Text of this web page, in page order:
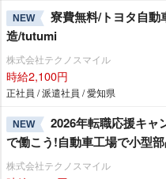
NEW
寮費無料/トヨタ自動
造/tutumi
株式会社テクノスマイル
時給2,100円
正社員 / 派遣社員 / 愛知県
NEW
2026年転職応援キャ
で働こう!自動車工場で小型
株式会社テクノスマイル